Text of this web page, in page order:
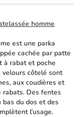
homme
est une parka
cachée par patte
à rabat et poche
velours côtelé sont
aux coudières et
rabats. Des fentes
bas du dos et des
l’usage.